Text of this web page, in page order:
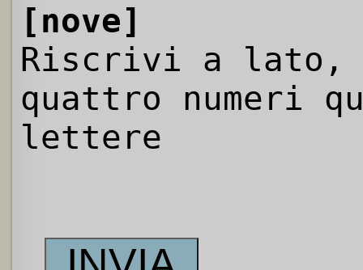
[nove]
Riscrivi a
quattro numeri
lettere